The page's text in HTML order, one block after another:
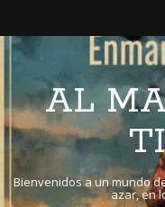
AL
Bienvenidos a un mundo
azar, en